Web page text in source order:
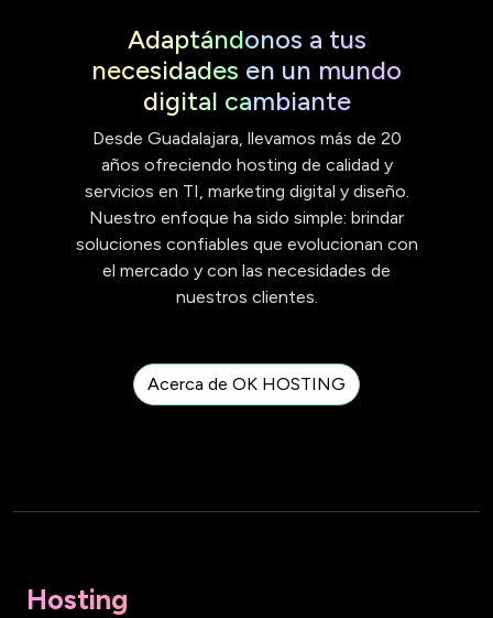
Adaptándonos a tus
necesidades en un mundo
digital cambiante
Desde Guadalajara, llevamos más de 20
años ofreciendo hosting de calidad y
servicios en TI, marketing digital y diseño.
Nuestro enfoque ha sido simple: brindar
soluciones confiables que evolucionan con
el mercado y con las necesidades de
nuestros clientes.
Acerca de OK HOSTING
Hosting